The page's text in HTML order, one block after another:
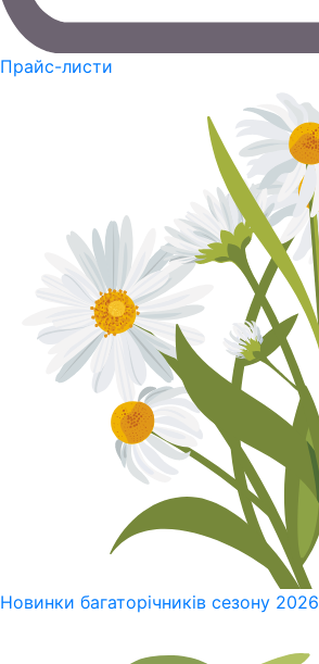
Прайс-листи
Новинки багаторічників сезону 2026